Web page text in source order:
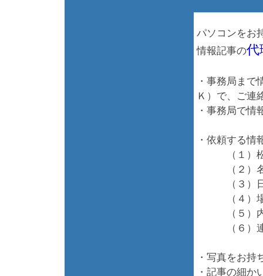
パソコンをお
情報記事の代
・事務局まで
Ｋ）で、ご連
・事務局で情
・依頼する情
（１）松本
（２）名
（３）
（４）
（５）
（６）連
・写真をお持
・記事の細か